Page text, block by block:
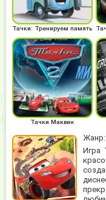
Жанр:
Игра
Тачки: Тренируем память
Тачки Маквин